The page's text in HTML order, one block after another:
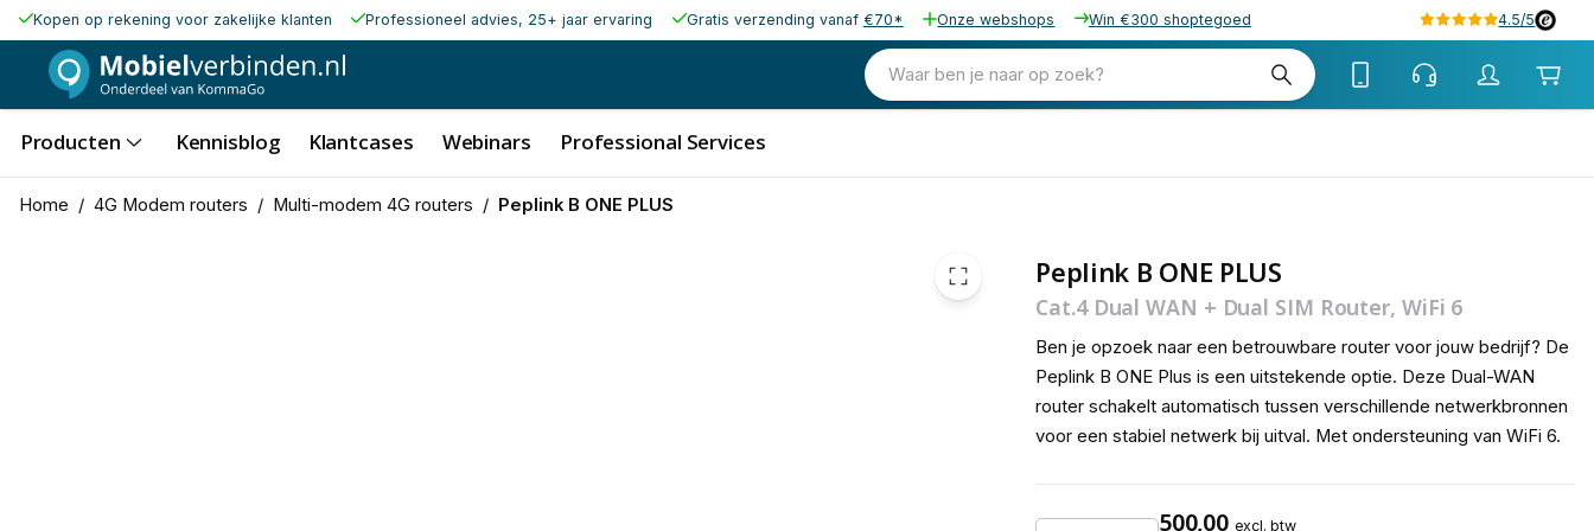
Kopen op rekening voor zakelijke klanten Professioneel advies, 25+ jaar ervaring Gratis verzending vanaf €70* Onze webshops Win €300 shoptegoed 4.5/5
Waar ben je naar op zoek?
Producten Kennisblog Klantcases Webinars Professional Services
Home / 4G Modem routers / Multi-modem 4G routers / Peplink B ONE PLUS
Peplink B ONE PLUS
Cat.4 Dual WAN + Dual SIM Router, WiFi 6
Ben je opzoek naar een betrouwbare router voor jouw bedrijf? De
Peplink B ONE Plus is een uitstekende optie. Deze Dual-WAN
router schakelt automatisch tussen verschillende netwerkbronnen
voor een stabiel netwerk bij uitval. Met ondersteuning van WiFi 6.
500,00 excl. btw
500,00 excl. btw
605,00 incl. btw